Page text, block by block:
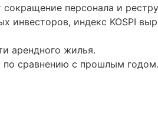
персонала и
индекс KOSPI
арендного жилья.
по сравнению с прошлым годом.